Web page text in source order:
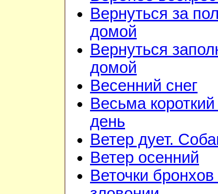
Вернуться за
домой
Вернуться
домой
Весенний снег
Весьма
день
Ветер дует.
Ветер осенний
Веточки